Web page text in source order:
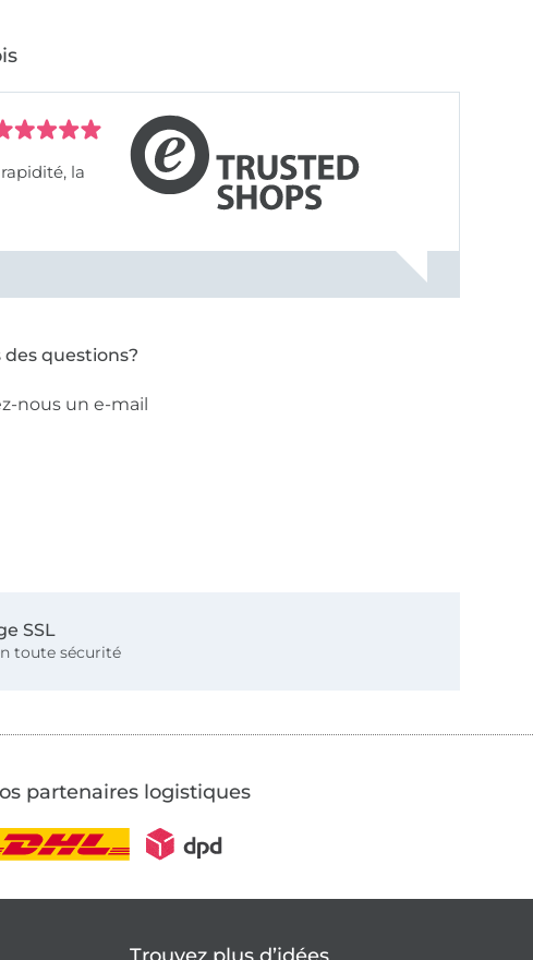
des questions?
nous un e-mail
SSL
toute sécurité
partenaires logistiques